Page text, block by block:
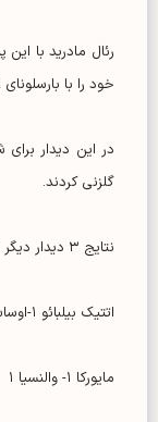
خود را با بارسلونای ۷۹ امتیازی در صدر جدول به ۶ امتیاز رساند.
در این دیدار برای
گلزنی کردند.
نتایج ۳ دیدار دیگر لالیگا اسپانیا در ادامه آمده است:
اتتیک بیلبائو ۱-اوساسونا صفر
مایورکا ۱- والنسیا ۱